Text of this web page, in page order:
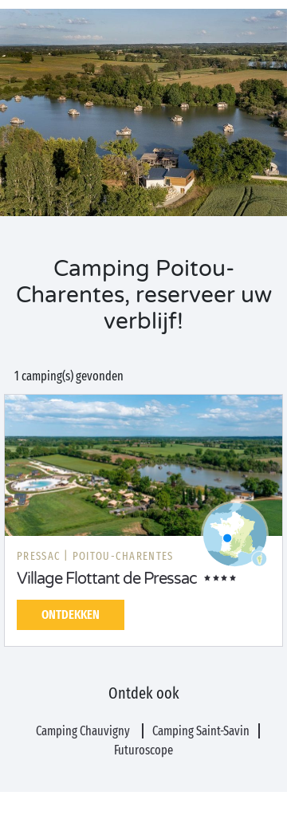
Camping Poitou-
Charentes, reserveer uw
verblijf!
1 camping(s) gevonden
PRESSAC | POITOU-CHARENTES
Village Flottant de Pressac
ONTDEKKEN
Ontdek ook
Camping Chauvigny
Camping Saint-Savin
Futuroscope